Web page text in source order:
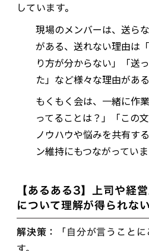
しています。
現場のメンバーは、送ら
がある、送れない理由は
り方が分からない」「送
た」など様々な理由がある
もくもく会は、一緒に作
ってることは？」「この
ノウハウや悩みを共有す
ン維持にもつながっていま
【あるある3】上司や経
について理解が得られない
解決策：
「自分が言うこと